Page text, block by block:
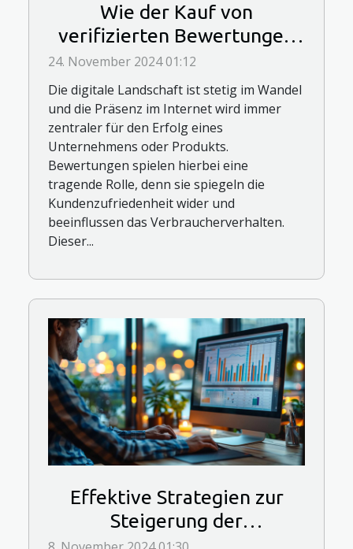
Wie der Kauf von
verifizierten Bewertungen
die Online-Präsenz steigern
kann
24. November 2024 01:12
Die digitale Landschaft ist stetig im Wandel
und die Präsenz im Internet wird immer
zentraler für den Erfolg eines
Unternehmens oder Produkts.
Bewertungen spielen hierbei eine
tragende Rolle, denn sie spiegeln die
Kundenzufriedenheit wider und
beeinflussen das Verbraucherverhalten.
Dieser...
Effektive Strategien zur
Steigerung der
Kundenloyalität im Online-